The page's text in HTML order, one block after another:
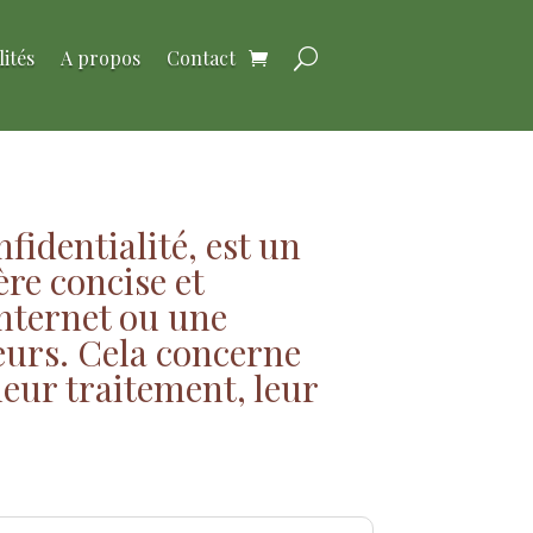
A propos Contact
est un
concise et
ou une
Cela concerne
leur traitement, leur